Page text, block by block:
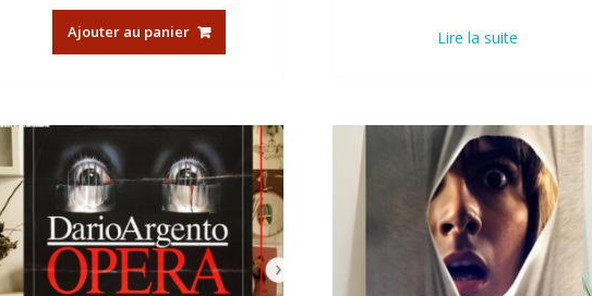
Ajouter au panier Lire la suite